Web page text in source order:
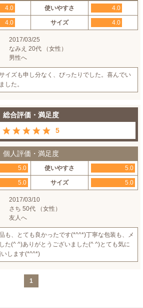
4.0 使いやすさ 4.0
4.0 サイズ 4.0
2017/03/25
なみえ 20代 （女性）
男性へ
イズも申し分なく、ぴったりでした。喜んでい
した。
総合評価・満足度
5
個人評価・満足度
5.0 使いやすさ 5.0
5.0 サイズ 5.0
2017/03/10
さち 50代 （女性）
友人へ
も、とても良かったです(*^^*)丁寧な包装も、メ
た(^ ^)ありがとうございました(^ ^)とても気に
いします(*^^*)
1